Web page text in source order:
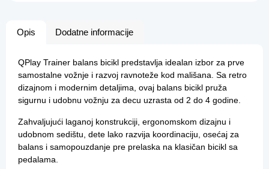
Opis Dodatne informacije
QPlay Trainer balans bicikl predstavlja idealan izbor za prve
samostalne vožnje i razvoj ravnoteže kod mališana. Sa retro
dizajnom i modernim detaljima, ovaj balans bicikl pruža
sigurnu i udobnu vožnju za decu uzrasta od 2 do 4 godine.
Zahvaljujući laganoj konstrukciji, ergonomskom dizajnu i
udobnom sedištu, dete lako razvija koordinaciju, osećaj za
balans i samopouzdanje pre prelaska na klasičan bicikl sa
pedalama.